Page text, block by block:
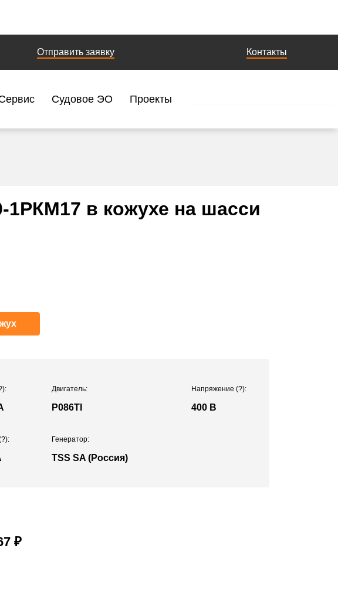
Отправить заявку Контакты
Судовое ЭО Проекты
в кожухе на шасси
: Двигатель:
P086TI
Напряжение(?):
400 В
: Генератор:
TSS SA (Россия)
₽